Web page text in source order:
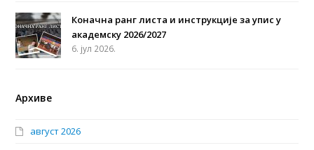
Коначна ранг листа и инструкције за упис у
академску 2026/2027
6. јул 2026.
Архиве
август 2026